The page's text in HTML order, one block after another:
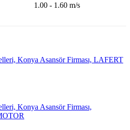
1.00 - 1.60 m/s